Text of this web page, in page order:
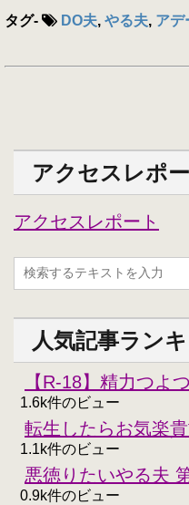
タグ- DO夫, やる夫, アデ
アクセスレポ
アクセスレポート
人気記事ラン
【R-18】精力つよ
1.6k件のビュー
転生したらお気楽
1.1k件のビュー
悪徳りたいやる夫
0.9k件のビュー